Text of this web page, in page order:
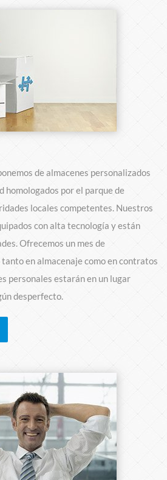
de almacenes personalizados
homologados por el parque de
locales competentes. Nuestros
con alta tecnología y están
Ofrecemos un mes de
en almacenaje como en contratos
personales estarán en un lugar
desperfecto.